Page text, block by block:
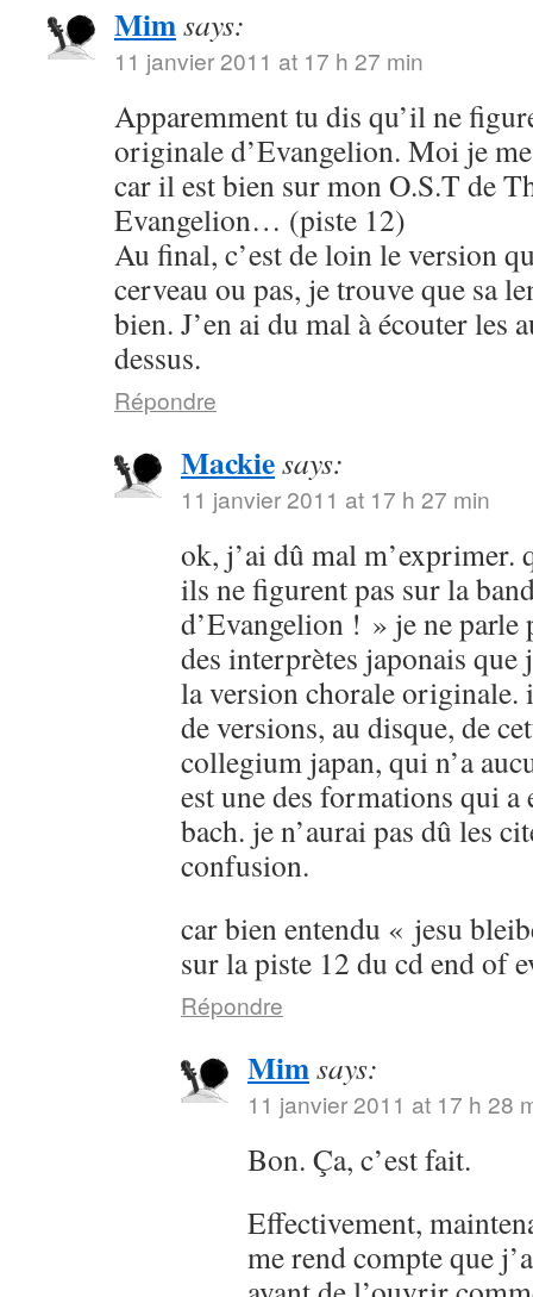
Mimsays:
11 janvier 2011 at 17 h 27 min
Apparemment tu dis qu’il ne
originale d’Evangelion. Moi je
car il est bien sur mon O.S.T de
Evangelion… (piste 12)
Au final, c’est de loin le version
cerveau ou pas, je trouve que sa
bien. J’en ai du mal à écouter les
dessus.
Répondre
Mackiesays:
11 janvier 2011 at 17 h 27 min
ok, j’ai dû mal m’exprimer.
ils ne figurent pas sur la
d’Evangelion ! » je ne parle
des interprètes japonais que
la version chorale originale.
de versions, au disque, de
collegium japan, qui n’a
est une des formations qui a
bach. je n’aurai pas dû les
confusion.
car bien entendu « jesu
sur la piste 12 du cd end of
Répondre
Mimsays:
11 janvier 2011 at 17 h 28
Bon. Ça, c’est fait.
Effectivement,
me rend compte que